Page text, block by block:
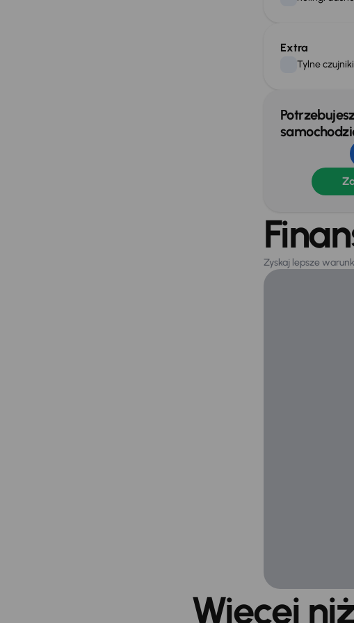
Extra
Tylne
Zyskaj lepsze
Więcej